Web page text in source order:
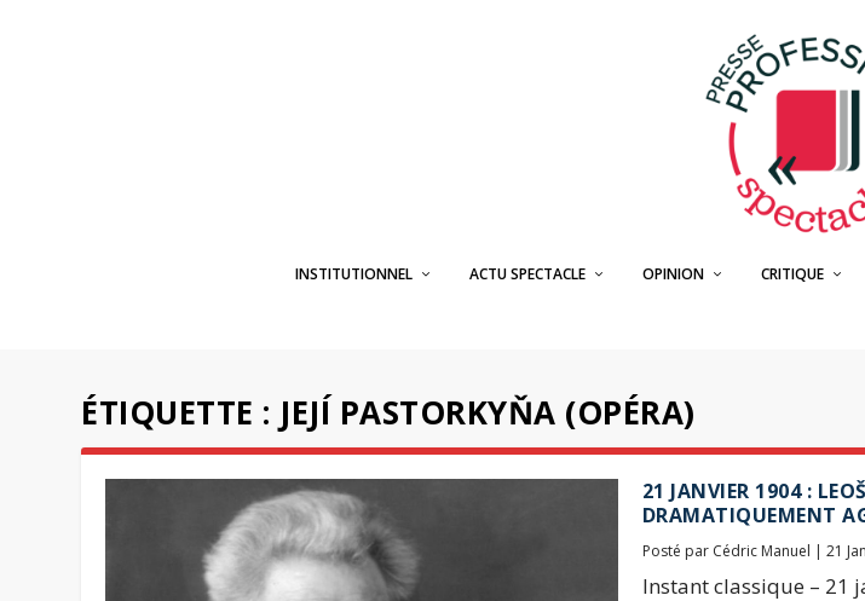
INSTITUTIONNEL ACTU SPECTACLE OPINION CRITIQUE
ÉTIQUETTE : JEJÍ PASTORKYŇA (OPÉRA)
21 JANVIER 1904 :
DRAMATIQUEMENT
Posté par Cédric Manuel | 21
Instant classique – 21